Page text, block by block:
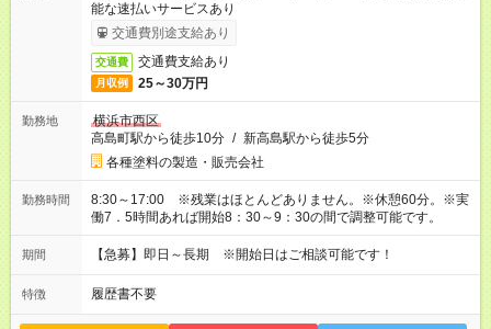
能な速払いサービスあり
交通費別途支給あり
交通費 交通費支給あり
月収例 25～30万円
勤務地
横浜市西区
高島町駅から徒歩10分 / 新高島駅から徒歩5分
各種塗料の製造・販売会社
勤務時間
8:30～17:00 ※残業はほとんどありません。※休憩60分。※実
働7．5時間あれば開始8：30～9：30の間で調整可能です。
期間 【急募】即日～長期 ※開始日はご相談可能です！
特徴 履歴書不要